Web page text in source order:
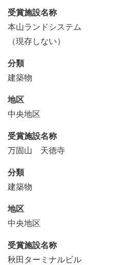
受賞施設名称
本山ランドシステム
（現存しない）
分類
建築物
地区
中央地区
受賞施設名称
万固山 天徳寺
分類
建築物
地区
中央地区
受賞施設名称
秋田ターミナルビル